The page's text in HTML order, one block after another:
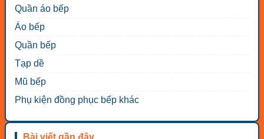
Quần áo bếp
Áo bếp
Quần bếp
Tạp dề
Mũ bếp
Phụ kiện đồng phục bếp khác
Bài viết gần đây